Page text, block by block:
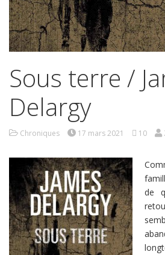
Sous terre /
Delargy
Chroniques 17 mars 2021 10
de